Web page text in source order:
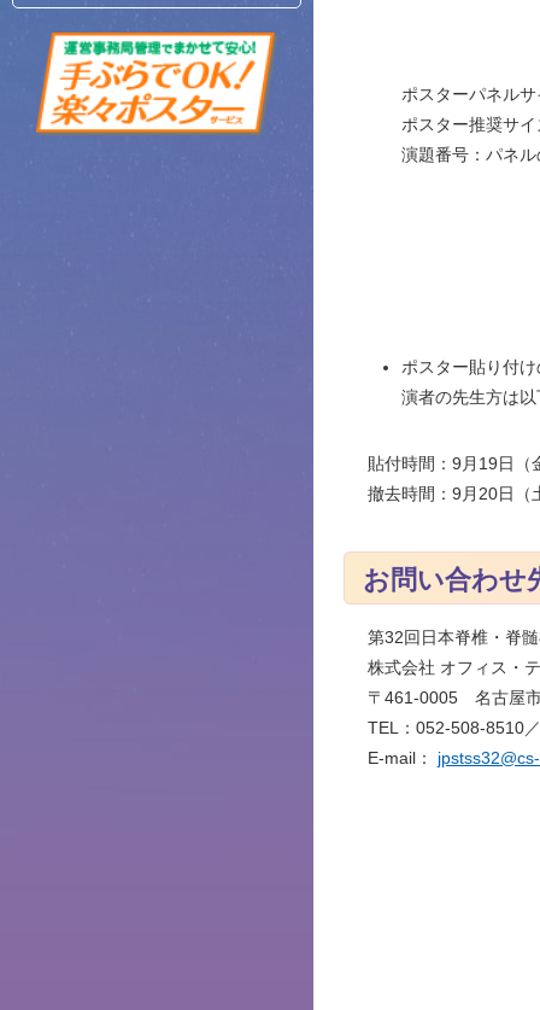
ポスターパネル
ポスター推奨サ
演題番号：パネ
ポスター貼り付
演者の先生方は
貼付時間：9月19日（
撤去時間：9月20日（
お問い合わせ
第32回日本脊椎・脊
株式会社 オフィス
〒461-0005 名古屋
TEL：052-508-8510
E-mail：